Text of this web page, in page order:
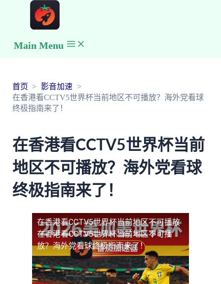
Main Menu
首页
影音加速
在香港看CCTV5世界杯当前地区不可播放？海外党看球
终极指南来了！
在香港看CCTV5世界杯当前
地区不可播放？海外党看球
终极指南来了！
在香港看CCTV5世界杯当前地区不可播放
在香港看CCTV5世界杯当前地区不可播
放？海外党看球终极指南来了！